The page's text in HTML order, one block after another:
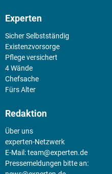
Experten
Sicher Selbstständig
Existenz­vorsorge
Pflege versichert
4 Wände
Chefsache
Fürs Alter
Redaktion
Über uns
experten-Netzwerk
E-Mail:team@experten.de
Pressemeldungen bitte an: